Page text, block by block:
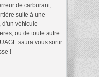
de carburant,
suite à une
d'un véhicule
ou de toute autre
saura vous sortir
!